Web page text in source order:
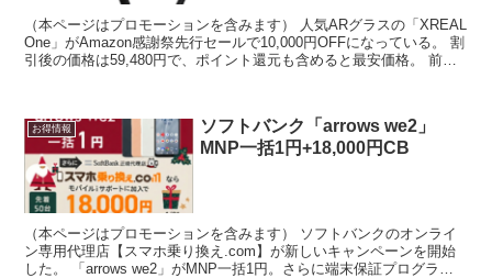
（本ページはプロモーションを含みます） 人気ARグラスの「XREAL
One」がAmazon感謝祭先行セールで10,000円OFFになっている。 割
引後の価格は59,480円で、ポイント還元も含めると最安価格。 前作
お得情報
ソフトバンク「arrows we2」
MNP一括1円+18,000円CB
（本ページはプロモーションを含みます） ソフトバンクのオンライ
ン専用代理店【スマホ乗り換え.com】が新しいキャンペーンを開始
した。 「arrows we2」がMNP一括1円。さらに端末保証プログラム